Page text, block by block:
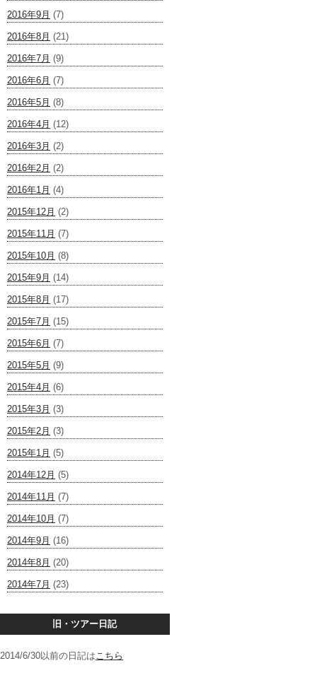
2016年9月 (7)
2016年8月 (21)
2016年7月 (9)
2016年6月 (7)
2016年5月 (8)
2016年4月 (12)
2016年3月 (2)
2016年2月 (2)
2016年1月 (4)
2015年12月 (2)
2015年11月 (7)
2015年10月 (8)
2015年9月 (14)
2015年8月 (17)
2015年7月 (15)
2015年6月 (7)
2015年5月 (9)
2015年4月 (6)
2015年3月 (3)
2015年2月 (3)
2015年1月 (5)
2014年12月 (5)
2014年11月 (7)
2014年10月 (7)
2014年9月 (16)
2014年8月 (20)
2014年7月 (23)
旧・ツアー日記
2014/6/30以前の日記はこちら